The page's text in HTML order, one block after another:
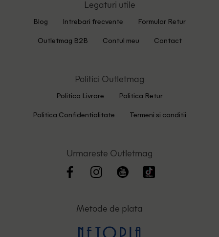
Legaturi utile
Blog Intrebari frecvente Formular Retur
Outletmag B2B Contul meu Contact
Politici Outletmag
Politica Livrare Politica Retur
Politica Confidentialitate Termeni si conditii
Urmareste Outletmag
Metode de plata